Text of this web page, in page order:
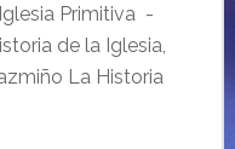
Primitiva -
de la Iglesia,
La Historia